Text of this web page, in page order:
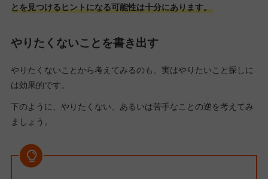
とを見つけるヒントになる可能性は十分にあります。
やりたくないことを書き出す
やりたくないことから考えてみるのも、実はやりたいこと探しに
は効果的です。
下のように、やりたくない、あるいは苦手なことの逆を考えてみ
ましょう。